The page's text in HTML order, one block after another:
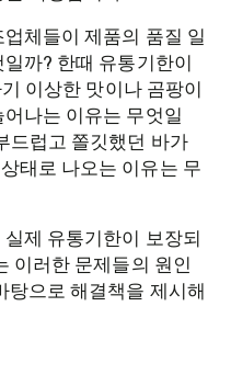
체들이 제품의 품질 일
까? 한때 유통기한이
이상한 맛이나 곰팡이
나는 이유는 무엇일
드럽고 쫄깃했던 바가
태로 나오는 이유는 무
제 유통기한이 보장되
이러한 문제들의 원인
탕으로 해결책을 제시해